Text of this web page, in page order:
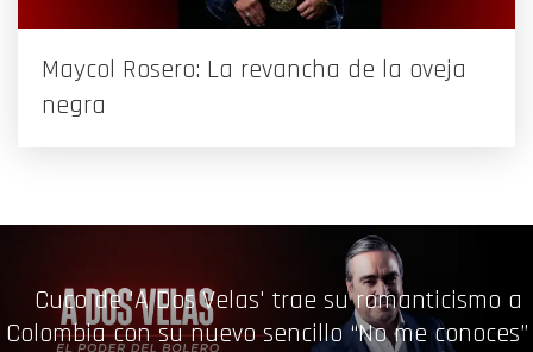
Maycol Rosero: La revancha de la oveja
negra
Cuco de 'A Dos Velas' trae su romanticismo a
Colombia con su nuevo sencillo “No me conoces”